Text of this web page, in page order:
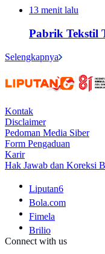
13 menit lalu
Pabrik Tekstil
Selengkapnya
Kontak
Disclaimer
Pedoman Media Siber
Form Pengaduan
Karir
Hak Jawab dan Koreksi
Liputan6
Bola.com
Fimela
Brilio
Connect with us